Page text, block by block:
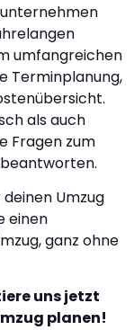
umfangreichen
Terminplanung,
als auch
Fragen zum
Umzug
einen
ganz ohne
uns jetzt
planen!